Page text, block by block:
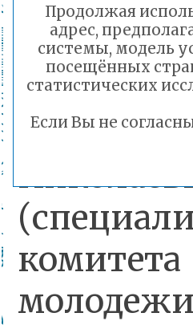
-
Продолжая
адрес,
системы, модель
посещённых
статистических
Если Вы не